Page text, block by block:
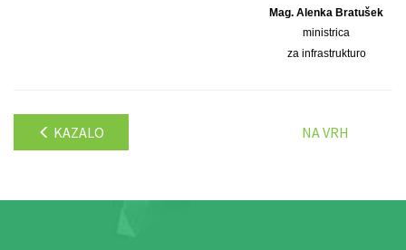
Mag. Alenka Bratušek
ministrica
za infrastrukturo
KAZALO NA VRH